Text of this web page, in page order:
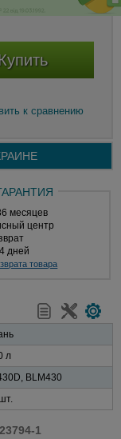
к сравнению
месяцев
центр
дней
товара
л
BLM430
1